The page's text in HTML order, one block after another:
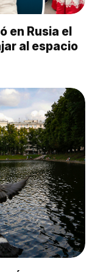
en Rusia el
al espacio